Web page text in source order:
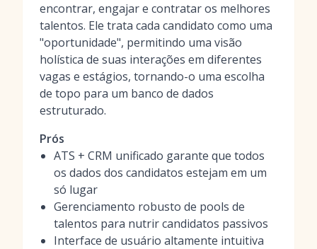
encontrar, engajar e contratar os melhores
talentos. Ele trata cada candidato como uma
"oportunidade", permitindo uma visão
holística de suas interações em diferentes
vagas e estágios, tornando-o uma escolha
de topo para um banco de dados
estruturado.
Prós
ATS + CRM unificado garante que todos
os dados dos candidatos estejam em um
só lugar
Gerenciamento robusto de pools de
talentos para nutrir candidatos passivos
Interface de usuário altamente intuitiva